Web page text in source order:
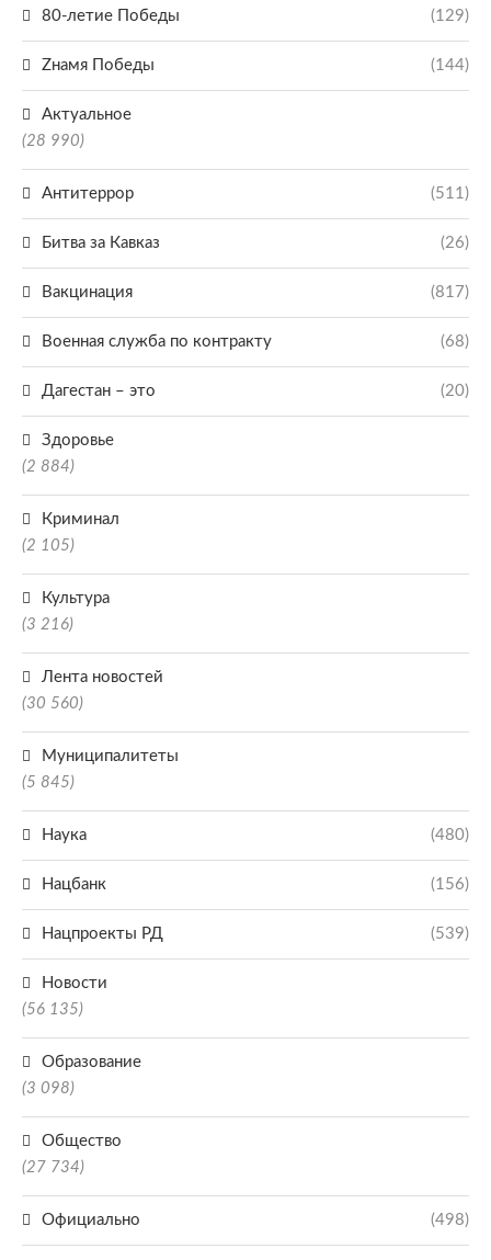
80-летие Победы (129)
Zнамя Победы (144)
Актуальное
(28 990)
Антитеррор (511)
Битва за Кавказ (26)
Вакцинация (817)
Военная служба по контракту (68)
Дагестан – это (20)
Здоровье
(2 884)
Криминал
(2 105)
Культура
(3 216)
Лента новостей
(30 560)
Муниципалитеты
(5 845)
Наука (480)
Нацбанк (156)
Нацпроекты РД (539)
Новости
(56 135)
Образование
(3 098)
Общество
(27 734)
Официально (498)